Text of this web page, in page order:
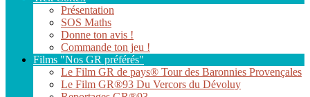
Présentation
SOS Maths
Donne ton avis !
Commande ton jeu !
Films "Nos GR préférés"
Le Film GR de pays® Tour des Baronnies Provençales
Le Film GR®93 Du Vercors du Dévoluy